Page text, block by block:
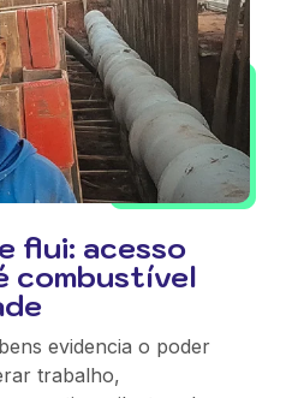
flui: acesso
combustível
evidencia o poder
trabalho,